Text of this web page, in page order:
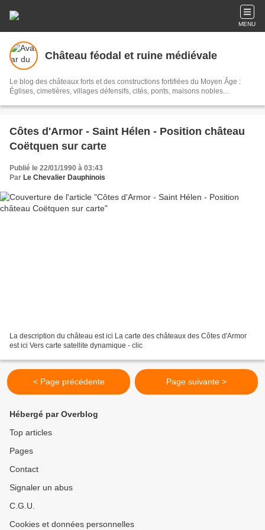
MENU
Château féodal et ruine médiévale
Le blog des châteaux forts et des constructions fortifiées du Moyen Âge :
Églises, cimetières, villages défensifs, cités, ponts, maisons nobles...
Côtes d'Armor - Saint Hélen - Position château
Coëtquen sur carte
Publié le 22/01/1990 à 03:43
Par Le Chevalier Dauphinois
La description du château est ici La carte des châteaux des Côtes d'Armor
est ici Vers carte satellite dynamique - clic
< Page précédente Page suivante >
Hébergé par Overblog
Top articles
Pages
Contact
Signaler un abus
C.G.U.
Cookies et données personnelles